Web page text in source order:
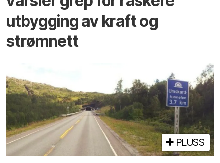
utbygging av kraft og
strømnett
PLUSS